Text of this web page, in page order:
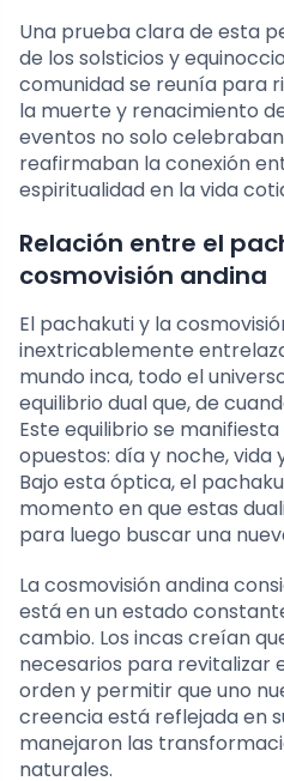
Una prueba clara de esta
de los solsticios y
comunidad se reunía para
la muerte y renacimiento
eventos no solo
reafirmaban la conexión
espiritualidad en la vida
Relación entre el
cosmovisión andina
El pachakuti y la
inextricablemente
mundo inca, todo el
equilibrio dual que, de
Este equilibrio se
opuestos: día y noche, vida
Bajo esta óptica, el
momento en que estas
para luego buscar una
La cosmovisión andina
está en un estado
cambio. Los incas creían
necesarios para revitalizar
orden y permitir que uno
creencia está reflejada en
manejaron las
naturales.